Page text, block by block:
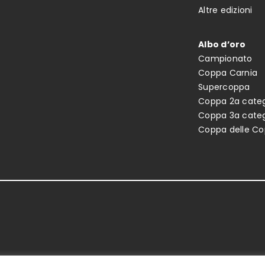
Altre edizioni
Albo d’oro
Campionato
Coppa Carnia
Supercoppa
Coppa 2a
Coppa 3a
Coppa delle